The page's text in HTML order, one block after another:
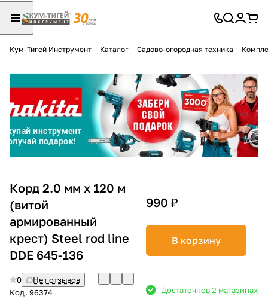
Кум-Тигей Инструмент Каталог Садово-огородная техника
Корд 2.0 мм х 120 м
(витой
армированный
крест) Steel rod line
DDE 645-136
0
Нет отзывов
Код. 96374
990 ₽
В корзину
Достаточнов 2 магазинах
Разбейте
оплатуна части
без переплат
График платежей
Сегодня
Добавляйте товары